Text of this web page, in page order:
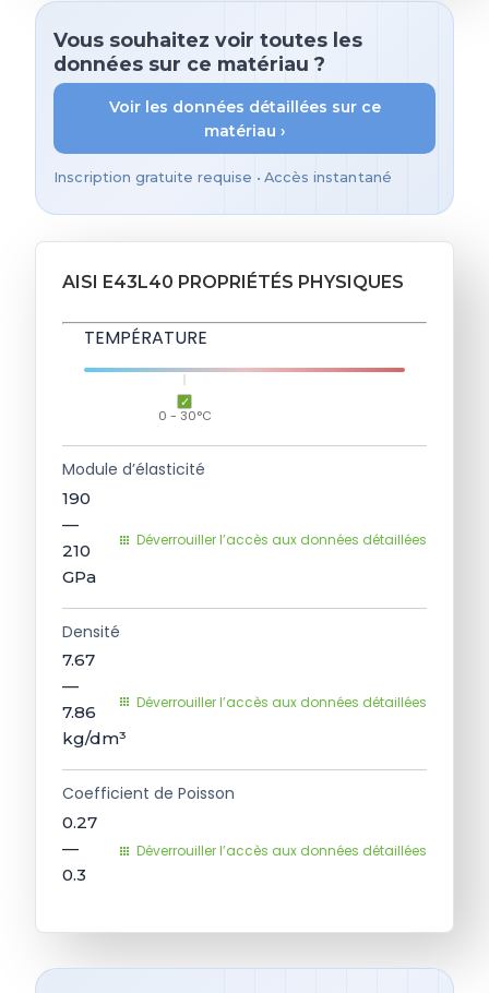
Vous souhaitez voir toutes les
données sur ce matériau ?
Voir les données détaillées sur ce
matériau ›
Inscription gratuite requise • Accès instantané
AISI E43L40 PROPRIÉTÉS PHYSIQUES
TEMPÉRATURE
0 - 30°C
Module d’élasticité
190
—
210
GPa
Déverrouiller l’accès aux données détaillées
Densité
7.67
—
7.86
kg/dm³
Déverrouiller l’accès aux données détaillées
Coefficient de Poisson
0.27
—
0.3
Déverrouiller l’accès aux données détaillées